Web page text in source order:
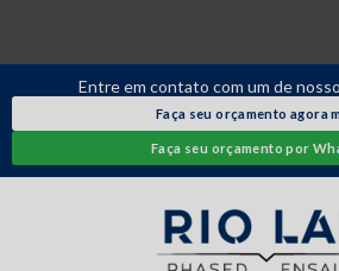
Entre em contato com um de
Faça seu orçamento agora
Faça seu orçamento por